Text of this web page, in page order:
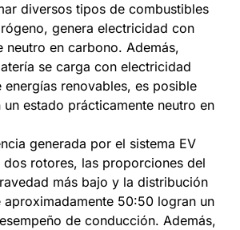
diversos tipos de combustibles
genera electricidad con
neutro en carbono. Además,
se carga con electricidad
energías renovables, es posible
estado prácticamente neutro en
generada por el sistema EV
rotores, las proporciones del
más bajo y la distribución
aproximadamente 50:50 logran un
de conducción. Además,